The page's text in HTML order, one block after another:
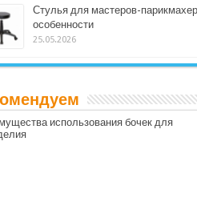
Стулья для мастеров-
особенности
25.05.2026
использования бочек для